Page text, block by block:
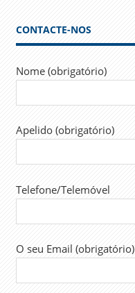
AVALIAÇÃO
DE
CARREIRAS
COLETIVA
TRABALHADORES
CONTACTE-NOS
Nome (obrigatório)
Apelido (obrigatório)
Telefone/Telemóvel
O seu Email (obrigatório)